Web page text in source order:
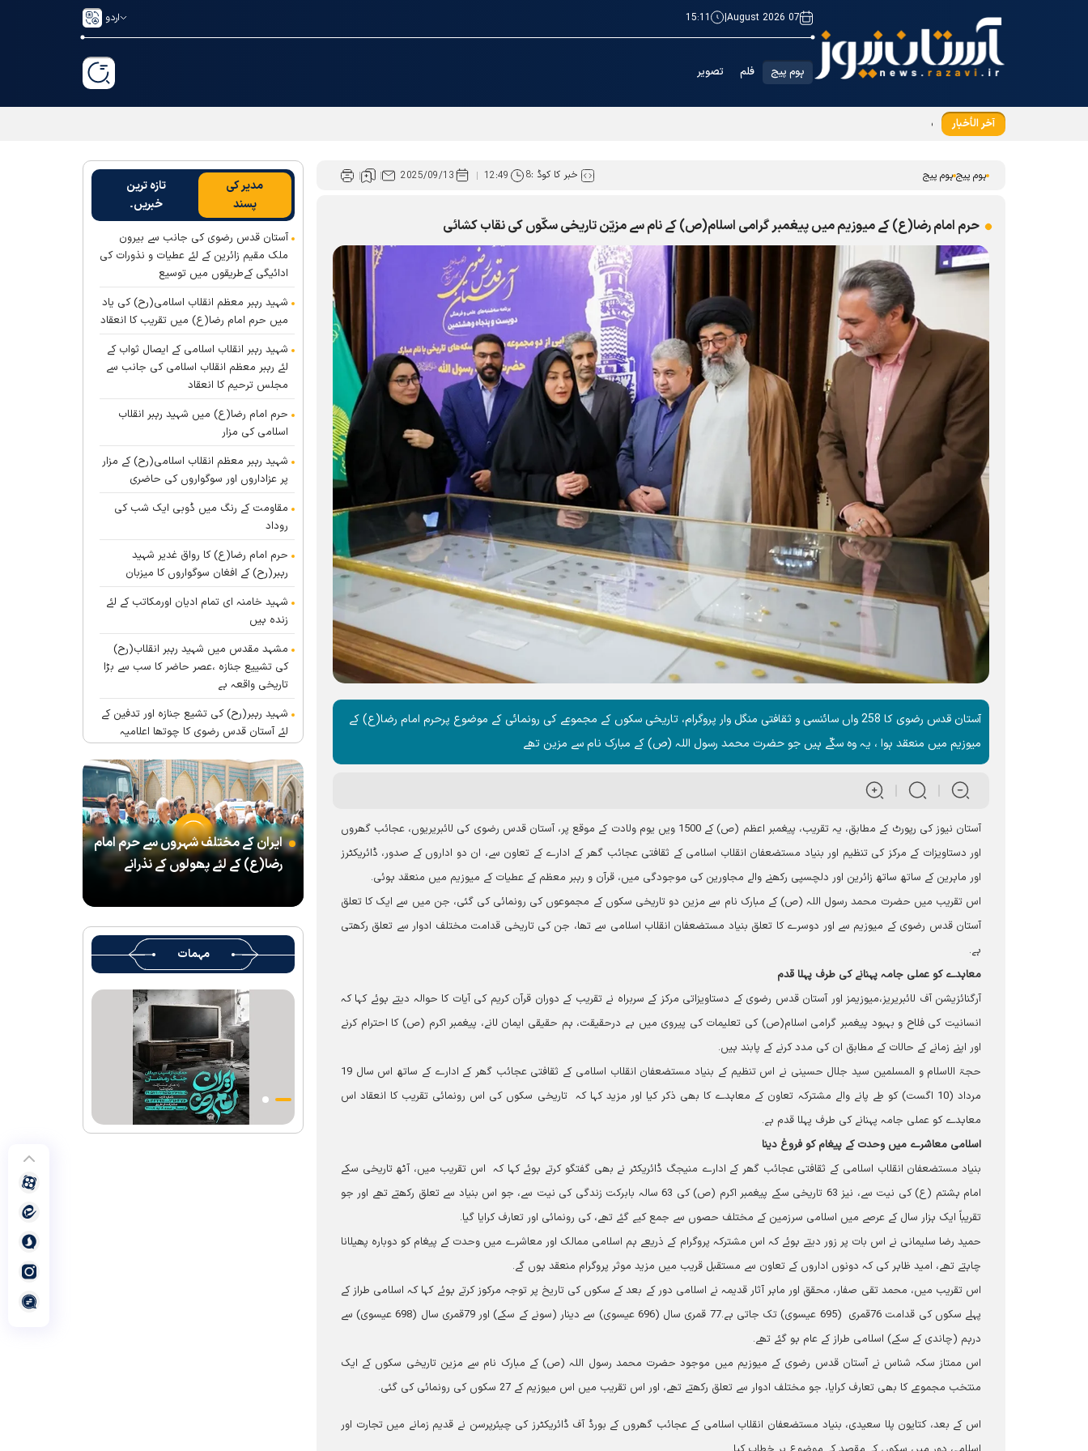
07 August 2026
|
15:11 اردو
ہوم پیج فلم تصویر
آخر الأخبار مقاومت کے رنگ میں ڈوبی ایک شب کی روداد
ہوم پیج ہوم پیج خبر کا کوڈ :8
12:49
2025/09/13
حرم امام رضا(ع) کے میوزیم میں پیغمبر گرامی اسلام(ص) کے نام سے مزیّن تاریخی سکّوں کی نقاب کشائی
آستان قدس رضوی کا 258 واں سائنسی و ثقافتی منگل وار پروگرام، تاریخی سکوں کے مجموعے کی رونمائی کے موضوع پرحرم امام رضا(ع) کے
میوزیم میں منعقد ہوا ، یہ وہ سکّے ہیں جو حضرت محمد رسول اللہ (ص) کے مبارک نام سے مزین تھے
آستان نیوز کی رپورٹ کے مطابق، یہ تقریب، پیغمبر اعظم (ص) کے 1500 ویں یوم ولادت کے موقع پر، آستان قدس رضوی کی لائبریریوں، عجائب گھروں
اور دستاویزات کے مرکز کی تنظیم اور بنیاد مستضعفان انقلاب اسلامی کے ثقافتی عجائب گھر کے ادارے کے تعاون سے، ان دو اداروں کے صدور، ڈائریکٹرز
اور ماہرین کے ساتھ ساتھ زائرین اور دلچسپی رکھنے والے مجاورین کی موجودگی میں، قرآن و رہبر معظم کے عطیات کے میوزیم میں منعقد ہوئی۔
اس تقریب میں حضرت محمد رسول اللہ (ص) کے مبارک نام سے مزین دو تاریخی سکوں کے مجموعوں کی رونمائی کی گئی، جن میں سے ایک کا تعلق
آستان قدس رضوی کے میوزیم سے اور دوسرے کا تعلق بنیاد مستضعفان انقلاب اسلامی سے تھا، جن کی تاریخی قدامت مختلف ادوار سے تعلق رکھتی
ہے۔
معاہدے کو عملی جامہ پہنانے کی طرف پہلا قدم
آرگنائزیشن آف لائبریریز،میوزیمز اور آستان قدس رضوی کے دستاویزاتی مرکز کے سربراہ نے تقریب کے دوران قرآن کریم کی آیات کا حوالہ دیتے ہوئے کہا کہ
انسانیت کی فلاح و بہبود پیغمبر گرامی اسلام(ص) کی تعلیمات کی پیروی میں ہے درحقیقت، ہم حقیقی ایمان لانے، پیغمبر اکرم (ص) کا احترام کرنے
اور اپنے زمانے کے حالات کے مطابق ان کی مدد کرنے کے پابند ہیں۔
حجۃ الاسلام و المسلمین سید جلال حسینی نے اس تنظیم کے بنیاد مستضعفان انقلاب اسلامی کے ثقافتی عجائب گھر کے ادارے کے ساتھ اس سال 19
مرداد (10 اگست) کو طے پانے والے مشترکہ تعاون کے معاہدے کا بھی ذکر کیا اور مزید کہا کہ تاریخی سکوں کی اس رونمائی تقریب کا انعقاد اس
معاہدے کو عملی جامہ پہنانے کی طرف پہلا قدم ہے۔
اسلامی معاشرے میں وحدت کے پیغام کو فروغ دینا
بنیاد مستضعفان انقلاب اسلامی کے ثقافتی عجائب گھر کے ادارے منیجگ ڈائریکٹر نے بھی گفتگو کرتے ہوئے کہا کہ اس تقریب میں، آٹھ تاریخی سکے
امام ہشتم (ع) کی نیت سے، نیز 63 تاریخی سکے پیغمبر اکرم (ص) کی 63 سالہ بابرکت زندگی کی نیت سے، جو اس بنیاد سے تعلق رکھتے تھے اور جو
تقریباً ایک ہزار سال کے عرصے میں اسلامی سرزمین کے مختلف حصوں سے جمع کیے گئے تھے، کی رونمائی اور تعارف کرایا گیا۔
حمید رضا سلیمانی نے اس بات پر زور دیتے ہوئے کہ اس مشترکہ پروگرام کے ذریعے ہم اسلامی ممالک اور معاشرے میں وحدت کے پیغام کو دوبارہ پھیلانا
چاہتے تھے، امید ظاہر کی کہ دونوں اداروں کے تعاون سے مستقبل قریب میں مزید موثر پروگرام منعقد ہوں گے۔
اس تقریب میں، محمد تقی صفار، محقق اور ماہر آثار قدیمہ نے اسلامی دور کے بعد کے سکوں کی تاریخ پر توجہ مرکوز کرتے ہوئے کہا کہ اسلامی طراز کے
پہلے سکوں کی قدامت 76قمری (695 عیسوی) تک جاتی ہے۔77 قمری سال (696 عیسوی) سے دینار (سونے کے سکے) اور 79قمری سال (698 عیسوی) سے
درہم (چاندی کے سکے) اسلامی طراز کے عام ہو گئے تھے۔
اس ممتاز سکہ شناس نے آستان قدس رضوی کے میوزیم میں موجود حضرت محمد رسول اللہ (ص) کے مبارک نام سے مزین تاریخی سکوں کے ایک
منتخب مجموعے کا بھی تعارف کرایا، جو مختلف ادوار سے تعلق رکھتے تھے، اور اس تقریب میں اس میوزیم کے 27 سکوں کی رونمائی کی گئی۔
اس کے بعد، کتایون پلا سعیدی، بنیاد مستضعفان انقلاب اسلامی کے عجائب گھروں کے بورڈ آف ڈائریکٹرز کی چیئرپرسن نے قدیم زمانے میں تجارت اور
مدیر کی
پسند
تازہ ترین
خبریں۔
آستان قدس رضوی کی جانب سے بیرون
ملک مقیم زائرین کے لئے عطیات و نذورات کی
ادائیگی کےطریقوں میں توسیع
شہید رہبر معظم انقلاب اسلامی(رح) کی یاد
میں حرم امام رضا(ع) میں تقریب کا انعقاد
شہید رہبر انقلاب اسلامی کے ایصال ثواب کے
لئے رہبر معظم انقلاب اسلامی کی جانب سے
مجلس ترحیم کا انعقاد
حرم امام رضا(ع) میں شہید رہبر انقلاب
اسلامی کی مزار
شہید رہبر معظم انقلاب اسلامی(رح) کے مزار
پر عزاداروں اور سوگواروں کی حاضری
مقاومت کے رنگ میں ڈوبی ایک شب کی
روداد
حرم امام رضا(ع) کا رواق غدیر شہید
رہبر(رح) کے افغان سوگواروں کا میزبان
شہید خامنہ ای تمام ادیان اورمکاتب کے لئے
زندہ ہيں
مشہد مقدس میں شہید رہبر انقلاب(رح)
کی تشییع جنازہ ،عصر حاضر کا سب سے بڑا
تاریخی واقعہ ہے
شہید رہبر(رح) کی تشیع جنازہ اور تدفین کے
لئے آستان قدس رضوی کا چوتھا اعلامیہ
حرم امام رضا(ع) میں واقع شہید رہبر(رح)
کے تحائف کا میوزیم اور قرآنی میوزیم کھول
دیا گیا ہے
شہید رہبر کے تشیع جنازہ میں شرکت کے لئے
آستان قدس رضوی کے متولی کا پیغام
بین الاقوامی سطح پر ’’قومو للہ‘‘ نعرے کی
پروگرام
رہبرشہید کے سوگواروں کے لئے کرامت رضوی
(( آقای شہید ایران )) نامی چار جلدوں پر
مشتمل کتاب منظرعام پر آگئی
شہید رہبر(رح) ایک قرآنی نابغہ اور قرآنی
احکامات پرعمل کرنے والی شخصیت تھے؛
استاد پناہی
ایران کے مختلف شہروں سے حرم امام
رضا(ع) کے لئے پھولوں کے نذرانے
مہمات